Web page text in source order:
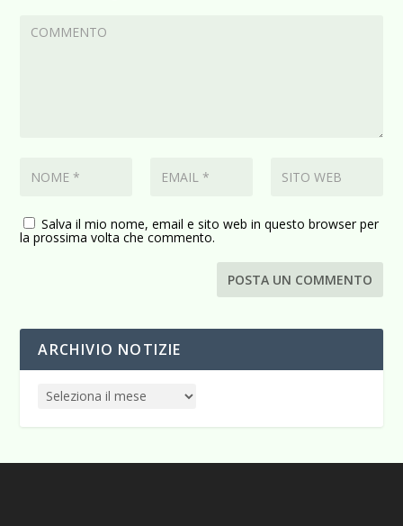
Salva il mio nome, email e sito web in questo browser per
la prossima volta che commento.
ARCHIVIO NOTIZIE